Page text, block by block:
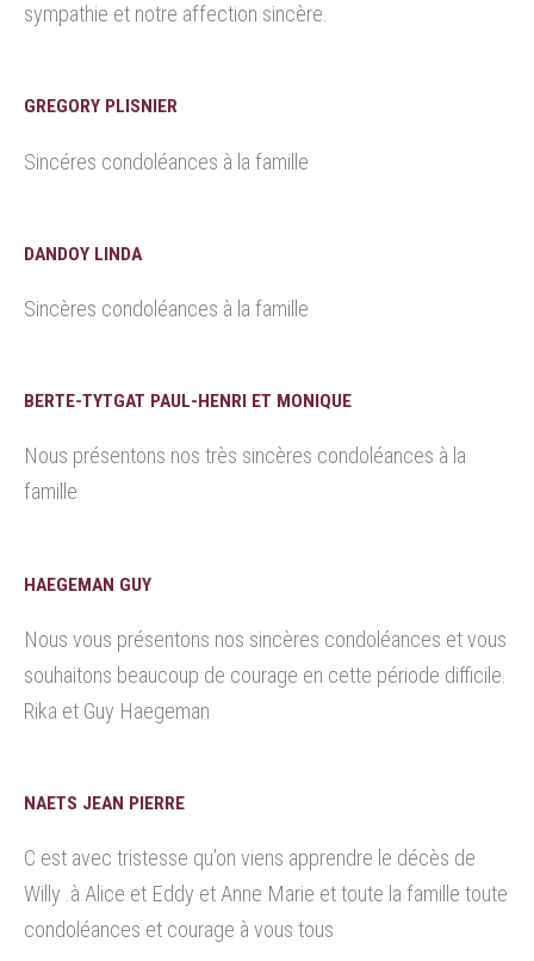
sympathie et notre affection sincère.
GREGORY PLISNIER
Sincéres condoléances à la famille
DANDOY LINDA
Sincères condoléances à la famille
BERTE-TYTGAT PAUL-HENRI ET MONIQUE
Nous présentons nos très sincères condoléances à la
famille
HAEGEMAN GUY
Nous vous présentons nos sincères condoléances et vous
souhaitons beaucoup de courage en cette période difficile.
Rika et Guy Haegeman
NAETS JEAN PIERRE
C est avec tristesse qu’on viens apprendre le décès de
Willy .à Alice et Eddy et Anne Marie et toute la famille toute
condoléances et courage à vous tous